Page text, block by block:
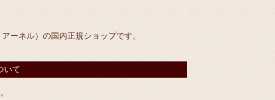
ーネル）の国内正規ショップです。
いて